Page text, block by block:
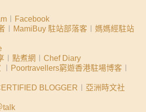
Facebook
MamiBuy 駐站部落客
媽媽經駐站
點煮網
Chef Diary
Poortravellers窮遊香港駐場博客
BLOGGER
亞洲時文社
talk